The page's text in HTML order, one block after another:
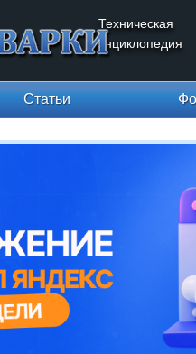
Техническая
энциклопедия
Статьи